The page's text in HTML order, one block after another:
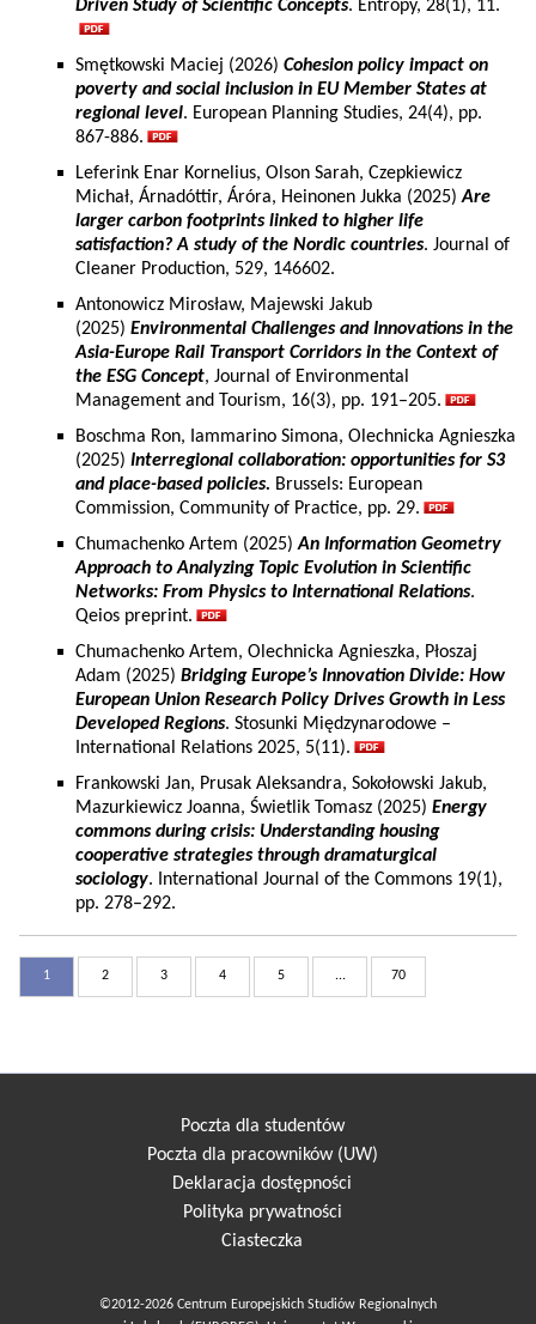
Driven Study of Scientific Concepts. Entropy, 28(1), 11.
Smętkowski Maciej (2026) Cohesion policy impact on
poverty and social inclusion in EU Member States at
regional level. European Planning Studies, 24(4), pp.
867-886.
Leferink Enar Kornelius, Olson Sarah, Czepkiewicz
Michał, Árnadóttir, Áróra, Heinonen Jukka (2025)Are
larger carbon footprints linked to higher life
satisfaction? A study of the Nordic countries. Journal of
Cleaner Production, 529, 146602.
Antonowicz Mirosław, Majewski Jakub
(2025) Environmental Challenges and Innovations in the
Asia-Europe Rail Transport Corridors in the Context of
the ESG Concept, Journal of Environmental
Management and Tourism, 16(3), pp. 191–205.
Boschma Ron, Iammarino Simona, Olechnicka Agnieszka
(2025) Interregional collaboration: opportunities for S3
and place-based policies. Brussels: European
Commission, Community of Practice, pp. 29.
Chumachenko Artem (2025)An Information Geometry
Approach to Analyzing Topic Evolution in Scientific
Networks: From Physics to International Relations.
Qeios preprint.
Chumachenko Artem, Olechnicka Agnieszka, Płoszaj
Adam (2025) Bridging Europe’s Innovation Divide: How
European Union Research Policy Drives Growth in Less
Developed Regions. Stosunki Międzynarodowe –
International Relations 2025, 5(11).
Frankowski Jan, Prusak Aleksandra, Sokołowski Jakub,
Mazurkiewicz Joanna, Świetlik Tomasz (2025) Energy
commons during crisis: Understanding housing
cooperative strategies through dramaturgical
sociology. International Journal of the Commons 19(1),
pp. 278–292.
1 2 3 4 5 ... 70
Poczta dla studentów
Poczta dla pracowników (UW)
Deklaracja dostępności
Polityka prywatności
Ciasteczka
©2012-2026 Centrum Europejskich Studiów Regionalnych